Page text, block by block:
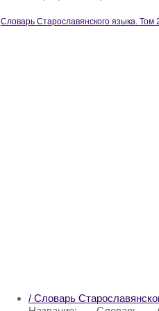
Словарь Старославянского языка. Том
/ Словарь